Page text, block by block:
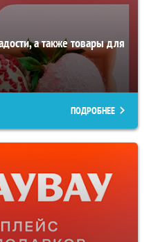
а также товары для
ПОДРОБНЕЕ